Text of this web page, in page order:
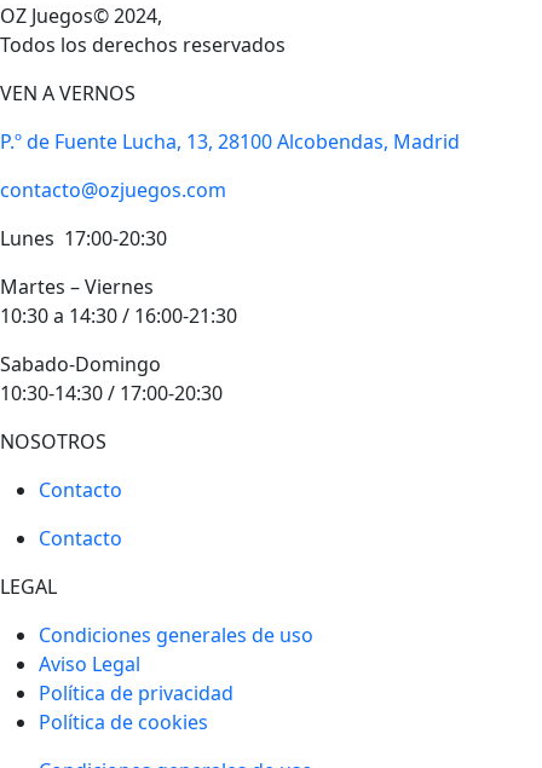
OZ Juegos© 2024,
Todos los derechos reservados
VEN A VERNOS
P.º de Fuente Lucha, 13, 28100 Alcobendas, Madrid
contacto@ozjuegos.com
Lunes 17:00-20:30
Martes – Viernes
10:30 a 14:30 / 16:00-21:30
Sabado-Domingo
10:30-14:30 / 17:00-20:30
NOSOTROS
Contacto
Contacto
LEGAL
Condiciones generales de uso
Aviso Legal
Política de privacidad
Política de cookies